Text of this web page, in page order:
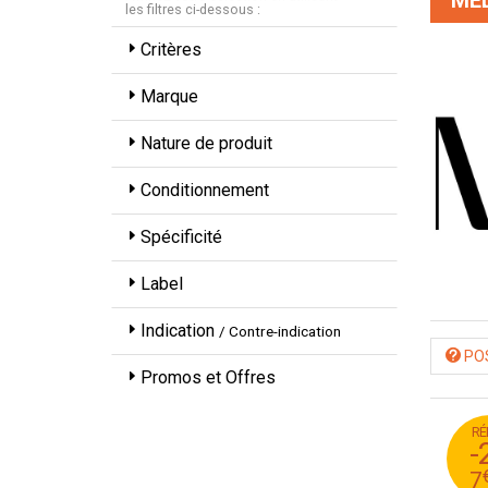
les filtres ci-dessous :
Critères
Marque
Nature de produit
Conditionnement
Spécificité
Label
Indication / Contre-indication
Promos et Offres
-
7
20
20